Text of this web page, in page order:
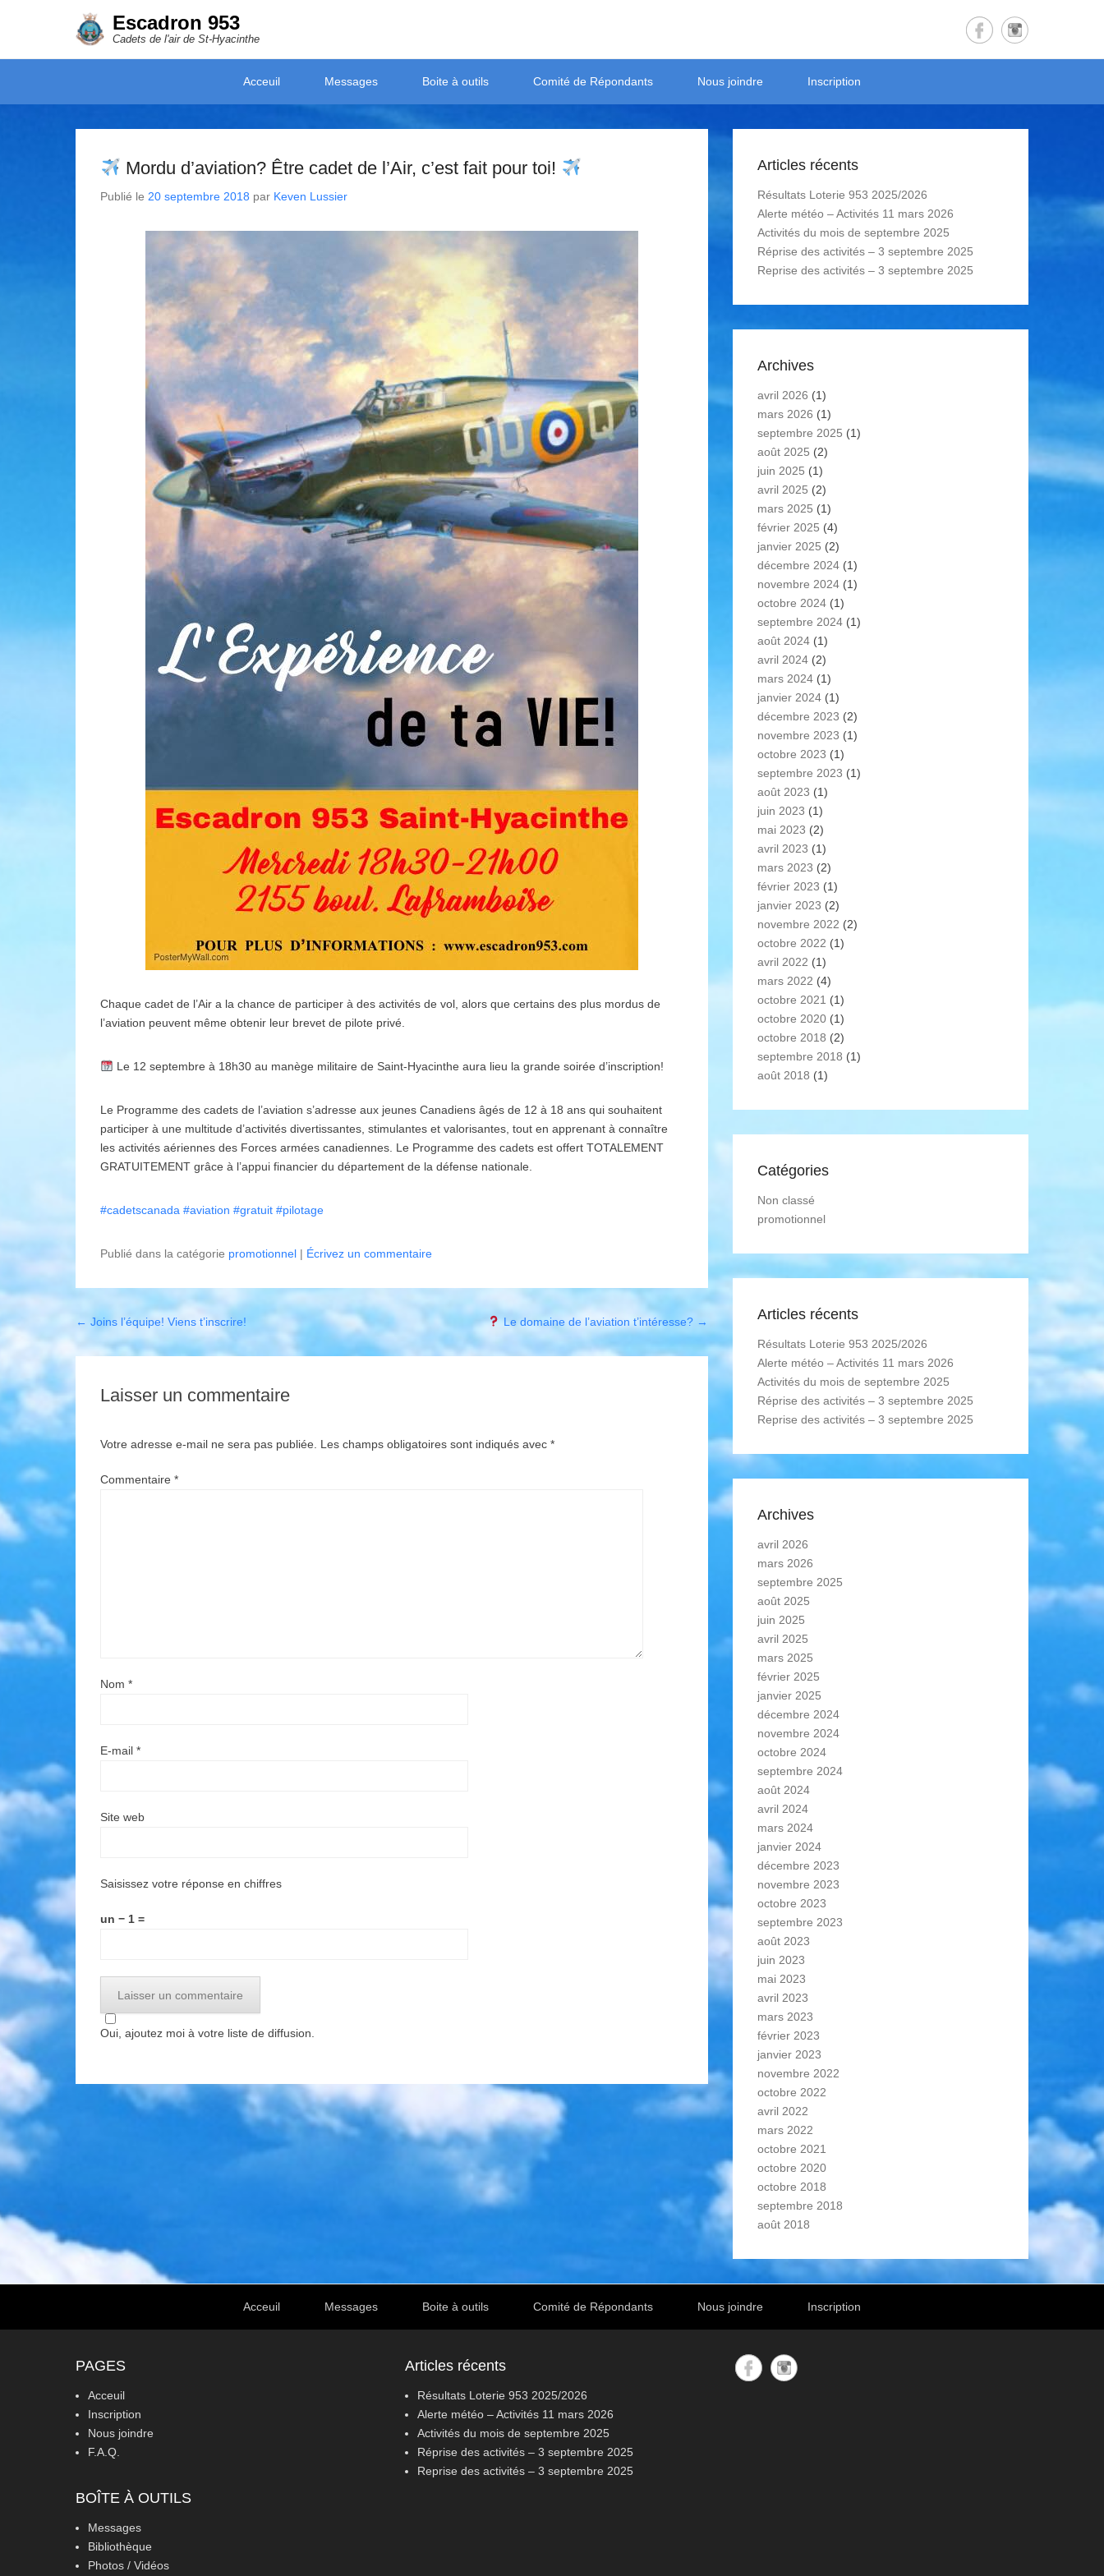
Escadron 953
Cadets de l'air de St-Hyacinthe
Acceuil
Messages Boite à outils Comité de Répondants Nous joindre Inscription
Mordu d’aviation? Être cadet de l’Air, c’est fait pour toi!
Publié le 20 septembre 2018 par Keven Lussier
Chaque cadet de l’Air a la chance de participer à des activités de vol, alors que certains des plus mordus de
l’aviation peuvent même obtenir leur brevet de pilote privé.
Le 12 septembre à 18h30 au manège militaire de Saint-Hyacinthe aura lieu la grande soirée d’inscription!
Le Programme des cadets de l’aviation s’adresse aux jeunes Canadiens âgés de 12 à 18 ans qui souhaitent
participer à une multitude d’activités divertissantes, stimulantes et valorisantes, tout en apprenant à connaître
les activités aériennes des Forces armées canadiennes. Le Programme des cadets est offert TOTALEMENT
GRATUITEMENT grâce à l’appui financier du département de la défense nationale.
#cadetscanada #aviation #gratuit #pilotage
Publié dans la catégorie promotionnel | Écrivez un commentaire
Post navigation
← Joins l’équipe! Viens t’inscrire! Le domaine de l’aviation t’intéresse? →
Laisser un commentaire
Votre adresse e-mail ne sera pas publiée. Les champs obligatoires sont indiqués avec *
Commentaire *
Nom *
E-mail *
Site web
Saisissez votre réponse en chiffres
un − 1 =
Oui, ajoutez moi à votre liste de diffusion.
Articles récents
Résultats Loterie 953 2025/2026
Alerte météo – Activités 11 mars 2026
Activités du mois de septembre 2025
Réprise des activités – 3 septembre 2025
Reprise des activités – 3 septembre 2025
Archives
avril 2026 (1)
mars 2026 (1)
septembre 2025 (1)
août 2025 (2)
juin 2025 (1)
avril 2025 (2)
mars 2025 (1)
février 2025 (4)
janvier 2025 (2)
décembre 2024 (1)
novembre 2024 (1)
octobre 2024 (1)
septembre 2024 (1)
août 2024 (1)
avril 2024 (2)
mars 2024 (1)
janvier 2024 (1)
décembre 2023 (2)
novembre 2023 (1)
octobre 2023 (1)
septembre 2023 (1)
août 2023 (1)
juin 2023 (1)
mai 2023 (2)
avril 2023 (1)
mars 2023 (2)
février 2023 (1)
janvier 2023 (2)
novembre 2022 (2)
octobre 2022 (1)
avril 2022 (1)
mars 2022 (4)
octobre 2021 (1)
octobre 2020 (1)
octobre 2018 (2)
septembre 2018 (1)
août 2018 (1)
Catégories
Non classé
promotionnel
Articles récents
Résultats Loterie 953 2025/2026
Alerte météo – Activités 11 mars 2026
Activités du mois de septembre 2025
Réprise des activités – 3 septembre 2025
Reprise des activités – 3 septembre 2025
Archives
avril 2026
mars 2026
septembre 2025
août 2025
juin 2025
avril 2025
mars 2025
février 2025
janvier 2025
décembre 2024
novembre 2024
octobre 2024
septembre 2024
août 2024
avril 2024
mars 2024
janvier 2024
décembre 2023
novembre 2023
octobre 2023
septembre 2023
août 2023
juin 2023
mai 2023
avril 2023
mars 2023
février 2023
janvier 2023
novembre 2022
octobre 2022
avril 2022
mars 2022
octobre 2021
octobre 2020
octobre 2018
septembre 2018
août 2018
Acceuil
Messages Boite à outils Comité de Répondants Nous joindre Inscription
PAGES
Acceuil
Inscription
Nous joindre
F.A.Q.
BOÎTE À OUTILS
Messages
Bibliothèque
Photos / Vidéos
Articles récents
Résultats Loterie 953 2025/2026
Alerte météo – Activités 11 mars 2026
Activités du mois de septembre 2025
Réprise des activités – 3 septembre 2025
Reprise des activités – 3 septembre 2025